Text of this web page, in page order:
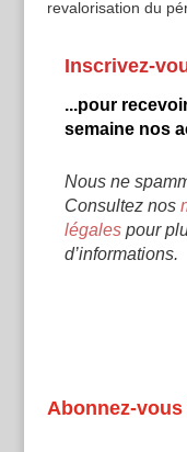
revalorisation du
Inscrivez-
...pour
semaine nos
Nous ne
Consultez nos
légalespour
d’informations.
Abonnez-